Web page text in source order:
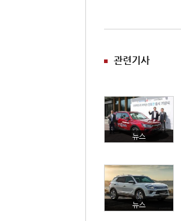
관련기사
뉴스
뉴스